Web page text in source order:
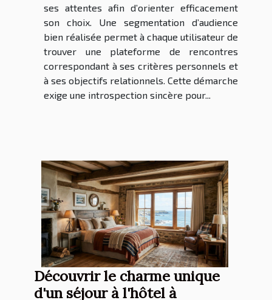
ses attentes afin d’orienter efficacement
son choix. Une segmentation d’audience
bien réalisée permet à chaque utilisateur de
trouver une plateforme de rencontres
correspondant à ses critères personnels et
à ses objectifs relationnels. Cette démarche
exige une introspection sincère pour...
Découvrir le charme unique
d'un séjour à l'hôtel à